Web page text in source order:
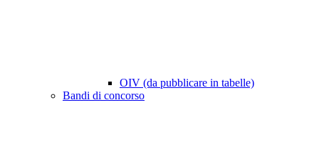
OIV (da pubblicare in tabelle)
Bandi di concorso